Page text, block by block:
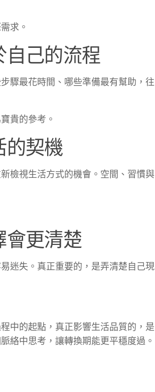
求。
己的流程
驟最花時間、哪些準備最有幫助，往
貴的參考。
的契機
檢視生活方式的機會。空間、習慣與
會更清楚
迷失。真正重要的，是弄清楚自己現
中的起點，真正影響生活品質的，是
絡中思考，讓轉換期能更平穩度過。